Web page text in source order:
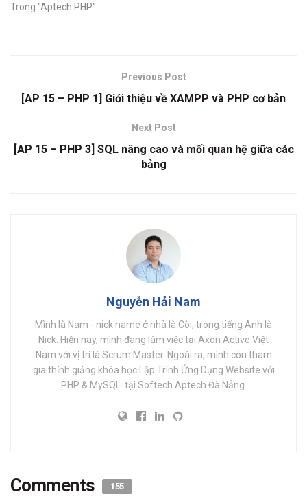
Trong "Aptech PHP"
Previous Post
[AP 15 – PHP 1] Giới thiệu về XAMPP và PHP cơ bản
Next Post
[AP 15 – PHP 3] SQL nâng cao và mối quan hệ giữa các
bảng
Nguyễn Hải Nam
Mình là Nam - nick name ở nhà là Còi, trong tiếng Anh là
Nick. Hiện nay, mình đang làm việc tại Axon Active Việt
Nam với vị trí là Scrum Master. Ngoài ra, mình còn tham
gia thỉnh giảng khóa học Lập Trình Ứng Dụng Website với
PHP & MySQL. tại Softech Aptech Đà Nẵng.
Comments 155